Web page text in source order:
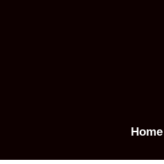
Home